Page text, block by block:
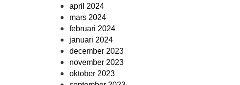
april 2024
mars 2024
februari 2024
januari 2024
december 2023
november 2023
oktober 2023